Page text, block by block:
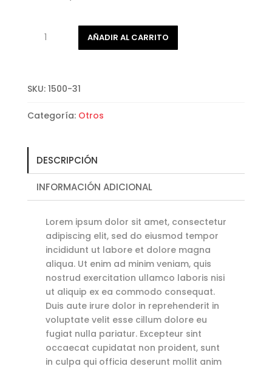
cantidad
AÑADIR AL CARRITO
SKU: 1500-31
Categoría: Otros
DESCRIPCIÓN
INFORMACIÓN ADICIONAL
Lorem ipsum dolor sit amet, consectetur
adipiscing elit, sed do eiusmod tempor
incididunt ut labore et dolore magna
aliqua. Ut enim ad minim veniam, quis
nostrud exercitation ullamco laboris nisi
ut aliquip ex ea commodo consequat.
Duis aute irure dolor in reprehenderit in
voluptate velit esse cillum dolore eu
fugiat nulla pariatur. Excepteur sint
occaecat cupidatat non proident, sunt
in culpa qui officia deserunt mollit anim